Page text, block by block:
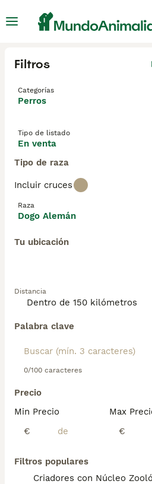
Filtros
Categorías
Perros
Tipo de listado
En venta
Tipo de raza
Incluir cruces
Raza
Dogo Alemán
Tu ubicación
Distancia
Palabra clave
0/100 caracteres
Precio
Min Precio
€
Max
€
Filtros populares
Criadores con Núcleo